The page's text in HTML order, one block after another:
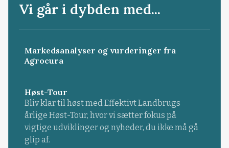
Vi går i dybden med...
Markedsanalyser og vurderinger fra
Agrocura
Høst-Tour
Bliv klar til høst med Effektivt Landbrugs
årlige Høst-Tour, hvor vi sætter fokus på
vigtige udviklinger og nyheder, du ikke må gå
glip af.